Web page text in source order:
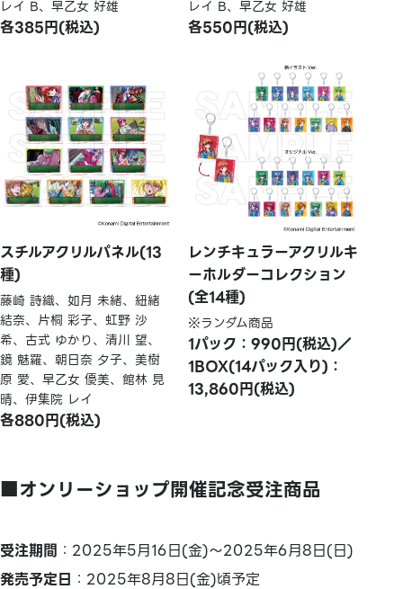
レイ B、早乙女 好雄
各385円(税込)
レイ B、早乙女 好雄
各550円(税込)
スチルアクリルパネル(13
種)
藤崎 詩織、如月 未緒、紐緒
結奈、片桐 彩子、虹野 沙
希、古式 ゆかり、清川 望、
鏡 魅羅、朝日奈 夕子、美樹
原 愛、早乙女 優美、館林 見
晴、伊集院 レイ
各880円(税込)
レンチキュラーアクリルキ
ーホルダーコレクション
(全14種)
※ランダム商品
1パック：990円(税込)／
1BOX(14パック入り)：
13,860円(税込)
■オンリーショップ開催記念受注商品
受注期間 ：2025年5月16日(金)～2025年6月8日(日)
発売予定日 ：2025年8月8日(金)頃予定